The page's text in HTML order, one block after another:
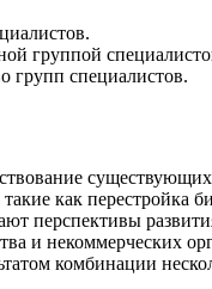
группой
групп специалистов.
как перестройка
перспективы
и некоммерческих
комбинации